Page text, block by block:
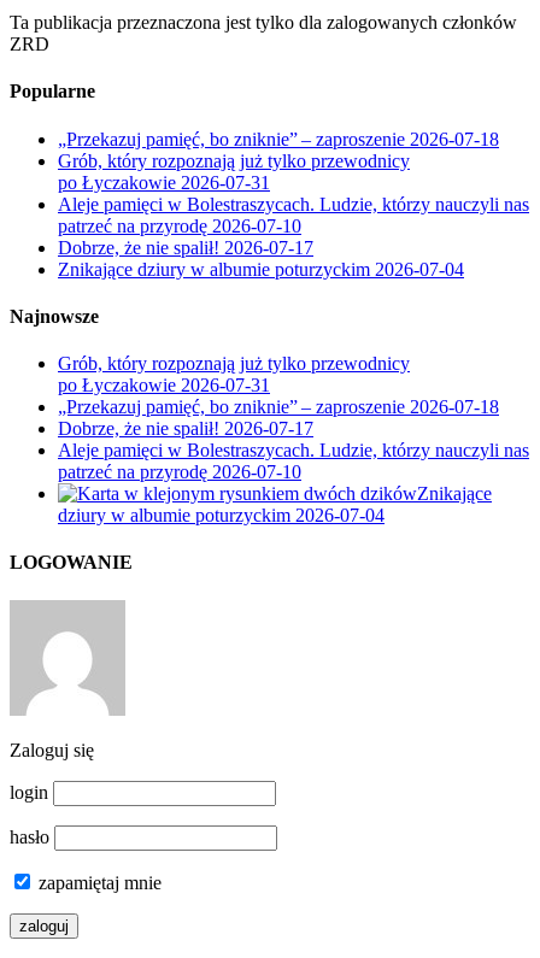
Ta publikacja przeznaczona jest tylko dla zalogowanych członków
ZRD
Popularne
„Przekazuj pamięć, bo zniknie” – zaproszenie 2026-07-18
Grób, który rozpoznają już tylko przewodnicy
po Łyczakowie 2026-07-31
Aleje pamięci w Bolestraszycach. Ludzie, którzy nauczyli nas
patrzeć na przyrodę 2026-07-10
Dobrze, że nie spalił! 2026-07-17
Znikające dziury w albumie poturzyckim 2026-07-04
Najnowsze
Grób, który rozpoznają już tylko przewodnicy
po Łyczakowie 2026-07-31
„Przekazuj pamięć, bo zniknie” – zaproszenie 2026-07-18
Dobrze, że nie spalił! 2026-07-17
Aleje pamięci w Bolestraszycach. Ludzie, którzy nauczyli nas
patrzeć na przyrodę 2026-07-10
Znikające
dziury w albumie poturzyckim 2026-07-04
LOGOWANIE
Zaloguj się
login
hasło
zapamiętaj mnie